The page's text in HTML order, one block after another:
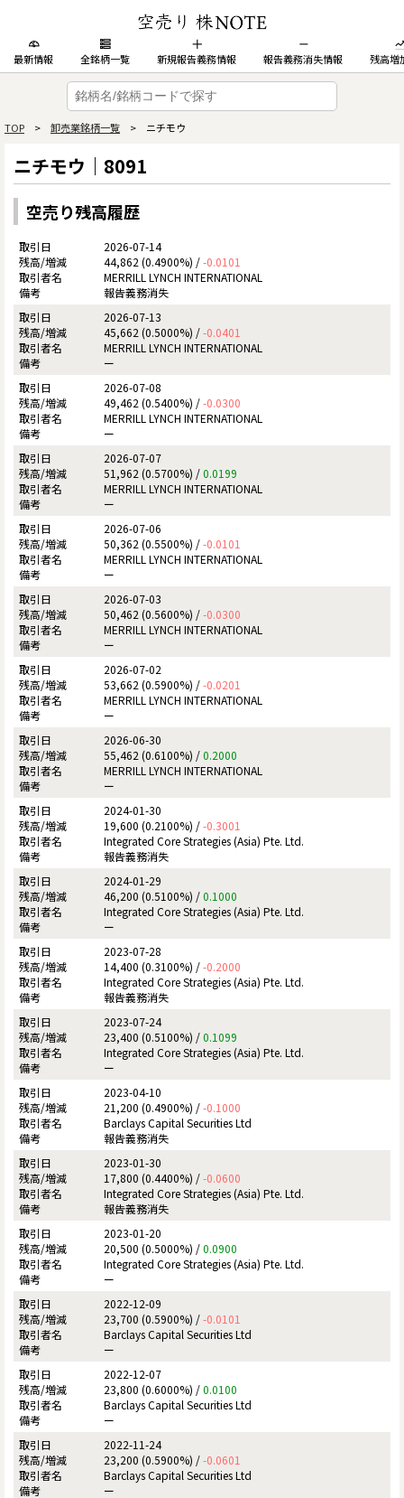
最新情報 全銘柄一覧 新規報告義務情報 報告義務消失情報 残高増
TOP > 卸売業銘柄一覧 > ニチモウ
ニチモウ｜8091
空売り残高履歴
2026-07-14
44,862 (0.4900%) /-0.0101
MERRILL LYNCH INTERNATIONAL
報告義務消失
2026-07-13
45,662 (0.5000%) /-0.0401
MERRILL LYNCH INTERNATIONAL
ー
2026-07-08
49,462 (0.5400%) /-0.0300
MERRILL LYNCH INTERNATIONAL
ー
2026-07-07
51,962 (0.5700%) /0.0199
MERRILL LYNCH INTERNATIONAL
ー
2026-07-06
50,362 (0.5500%) /-0.0101
MERRILL LYNCH INTERNATIONAL
ー
2026-07-03
50,462 (0.5600%) /-0.0300
MERRILL LYNCH INTERNATIONAL
ー
2026-07-02
53,662 (0.5900%) /-0.0201
MERRILL LYNCH INTERNATIONAL
ー
2026-06-30
55,462 (0.6100%) /0.2000
MERRILL LYNCH INTERNATIONAL
ー
2024-01-30
19,600 (0.2100%) /-0.3001
Integrated Core Strategies (Asia) Pte. Ltd.
報告義務消失
2024-01-29
46,200 (0.5100%) /0.1000
Integrated Core Strategies (Asia) Pte. Ltd.
ー
2023-07-28
14,400 (0.3100%) /-0.2000
Integrated Core Strategies (Asia) Pte. Ltd.
報告義務消失
2023-07-24
23,400 (0.5100%) /0.1099
Integrated Core Strategies (Asia) Pte. Ltd.
ー
2023-04-10
21,200 (0.4900%) /-0.1000
Barclays Capital Securities Ltd
報告義務消失
2023-01-30
17,800 (0.4400%) /-0.0600
Integrated Core Strategies (Asia) Pte. Ltd.
報告義務消失
2023-01-20
20,500 (0.5000%) /0.0900
Integrated Core Strategies (Asia) Pte. Ltd.
ー
2022-12-09
23,700 (0.5900%) /-0.0101
Barclays Capital Securities Ltd
ー
2022-12-07
23,800 (0.6000%) /0.0100
Barclays Capital Securities Ltd
ー
2022-11-24
23,200 (0.5900%) /-0.0601
Barclays Capital Securities Ltd
ー